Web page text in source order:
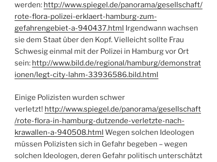
werden: http://www.spiegel.de/panorama/gesellschaft/
rote-flora-polizei-erklaert-hamburg-zum-
gefahrengebiet-a-940437.html Irgendwann wachsen
sie dem Staat über den Kopf. Vielleicht sollte Frau
Schwesig einmal mit der Polizei in Hamburg vor Ort
sein: http://www.bild.de/regional/hamburg/demonstrat
ionen/legt-city-lahm-33936586.bild.html
Einige Polizisten wurden schwer
verletzt! http://www.spiegel.de/panorama/gesellschaft
/rote-flora-in-hamburg-dutzende-verletzte-nach-
krawallen-a-940508.html Wegen solchen Ideologen
müssen Polizisten sich in Gefahr begeben – wegen
solchen Ideologen, deren Gefahr politisch unterschätzt